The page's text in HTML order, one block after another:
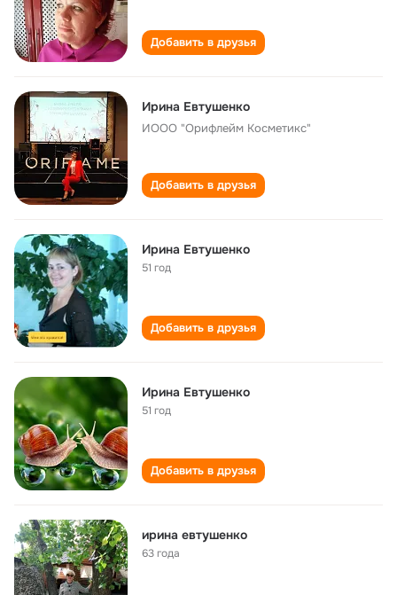
Добавить в друзья
Ирина Евтушенко
ИООО "Орифлейм Косметикс"
Добавить в друзья
Ирина Евтушенко
51 год
Добавить в друзья
Ирина Евтушенко
51 год
Добавить в друзья
ирина евтушенко
63 года